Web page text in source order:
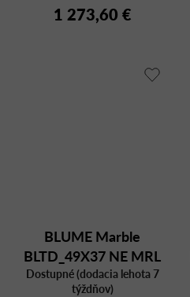
1 273,60 €
BLUME Marble
BLTD_49X37 NE MRL
Dostupné (dodacia lehota 7
týždňov)